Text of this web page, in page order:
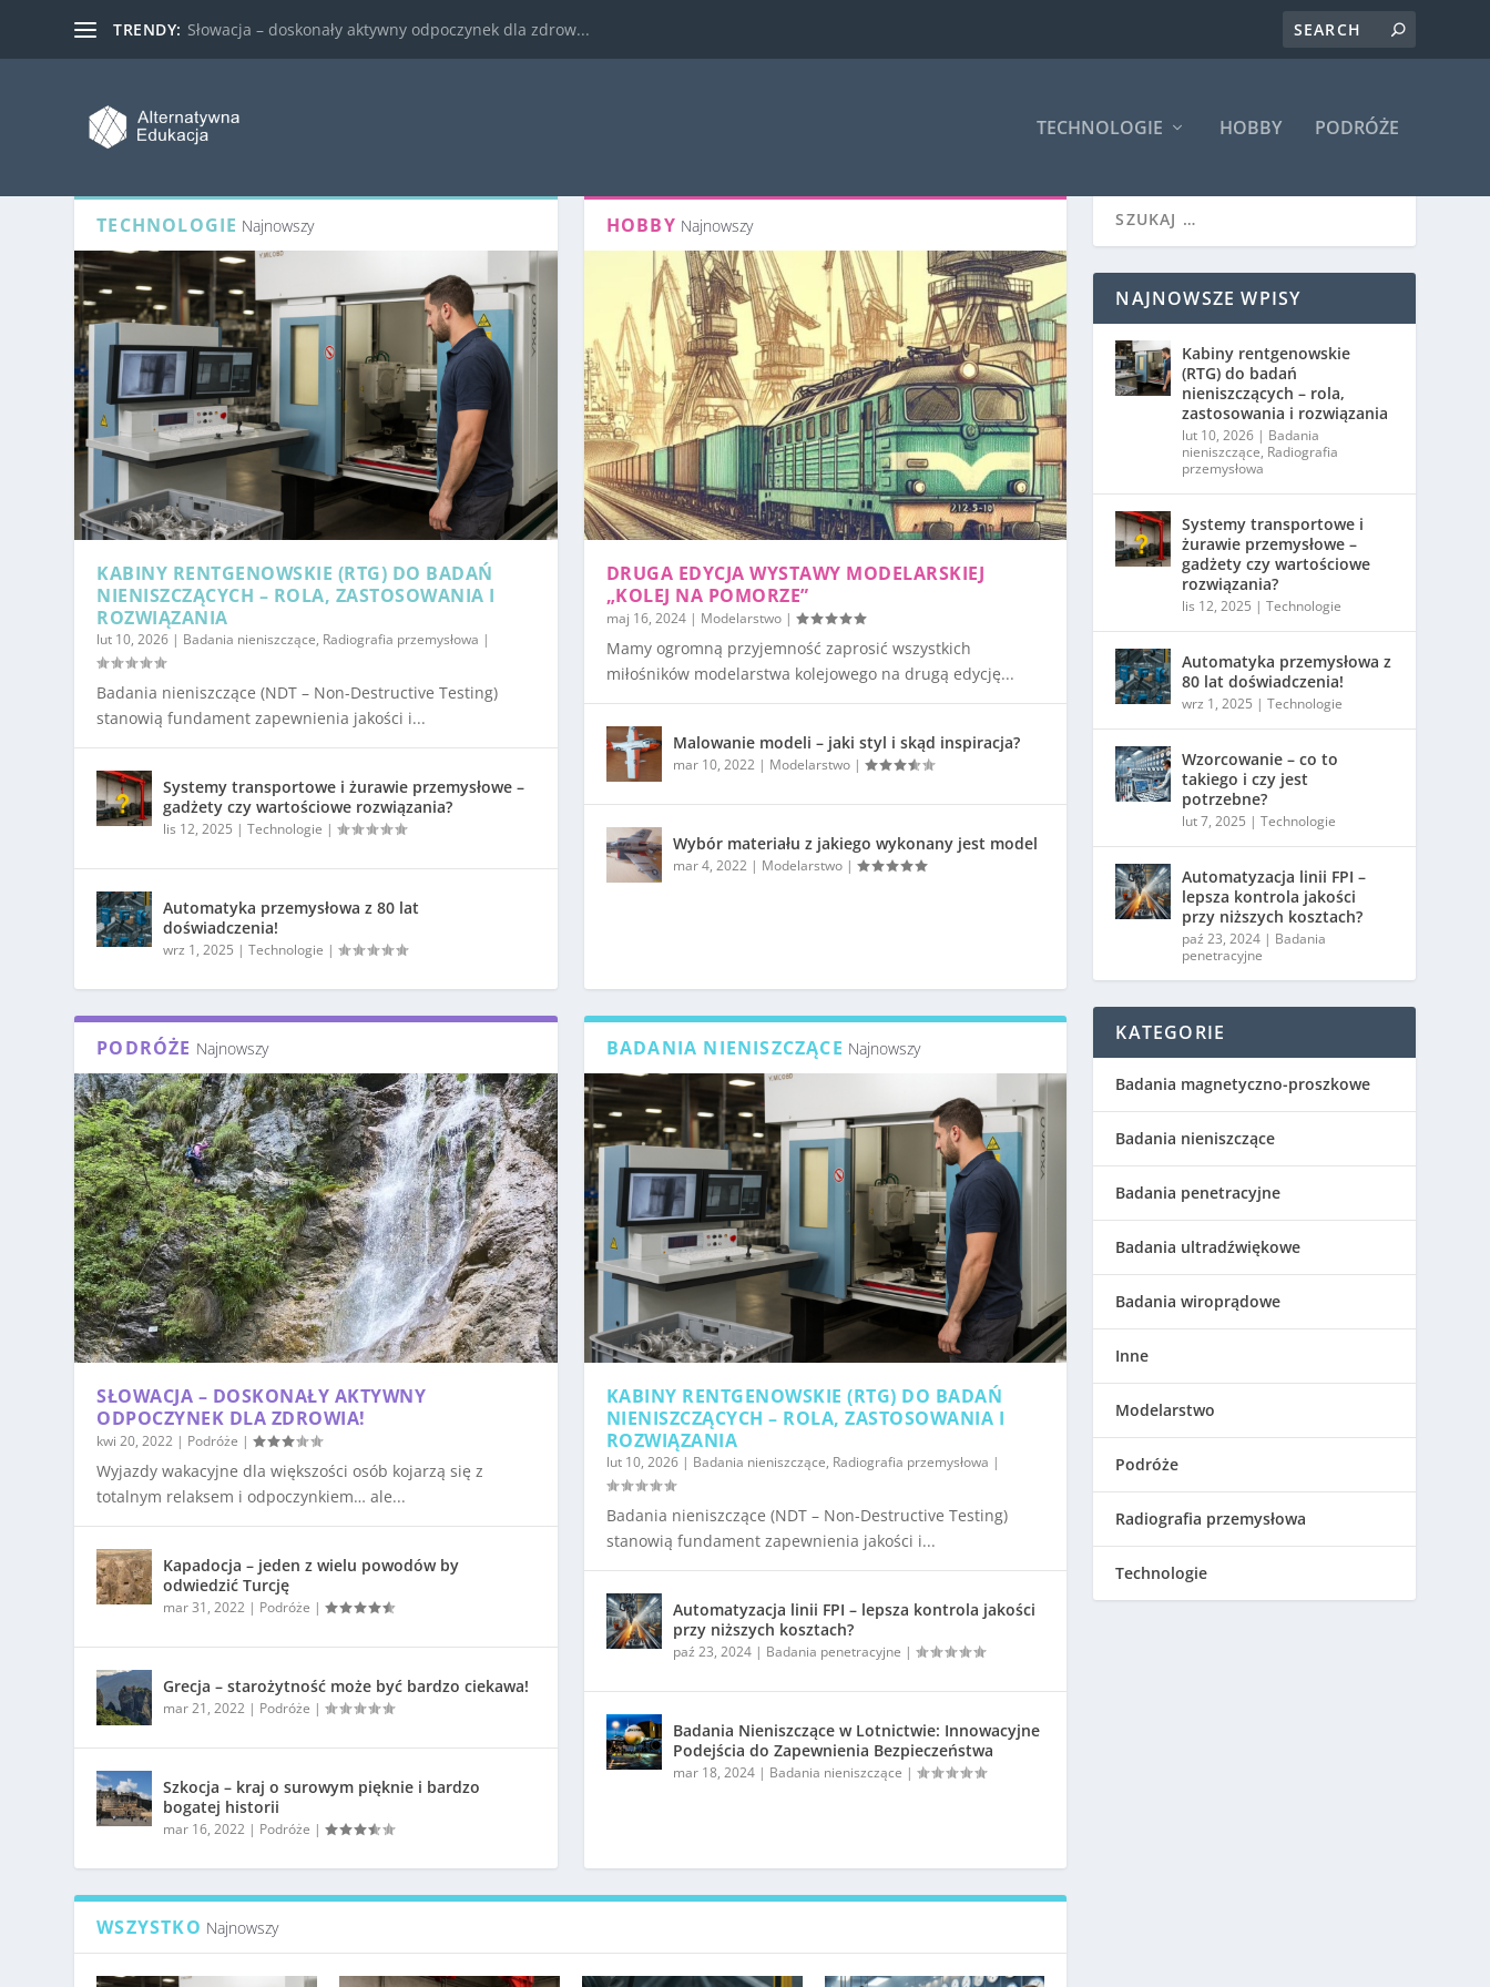
TRENDY: Słowacja – doskonały aktywny odpoczynek dla zdrow...
TECHNOLOGIE HOBBY PODRÓŻE
TECHNOLOGIE Najnowszy
KABINY RENTGENOWSKIE (RTG) DO BADAŃ
NIENISZCZĄCYCH – ROLA, ZASTOSOWANIA I
ROZWIĄZANIA
lut 10, 2026 | Badania nieniszczące, Radiografia przemysłowa |
Badania nieniszczące (NDT – Non-Destructive Testing)
stanowią fundament zapewnienia jakości i...
Systemy transportowe i żurawie przemysłowe –
gadżety czy wartościowe rozwiązania?
lis 12, 2025 |Technologie |
Automatyka przemysłowa z 80 lat
doświadczenia!
wrz 1, 2025 |Technologie |
HOBBY Najnowszy
DRUGA EDYCJA WYSTAWY MODELARSKIEJ
„KOLEJ NA POMORZE”
maj 16, 2024| Modelarstwo|
Mamy ogromną przyjemność zaprosić wszystkich
miłośników modelarstwa kolejowego na drugą edycję...
Malowanie modeli – jaki styl i skąd inspiracja?
mar 10, 2022 | Modelarstwo|
Wybór materiału z jakiego wykonany jest model
mar 4, 2022 | Modelarstwo|
PODRÓŻE Najnowszy
SŁOWACJA – DOSKONAŁY AKTYWNY
ODPOCZYNEK DLA ZDROWIA!
kwi 20, 2022 | Podróże |
Wyjazdy wakacyjne dla większości osób kojarzą się z
totalnym relaksem i odpoczynkiem… ale...
Kapadocja – jeden z wielu powodów by
odwiedzić Turcję
mar 31, 2022 | Podróże |
Grecja – starożytność może być bardzo ciekawa!
mar 21, 2022 | Podróże |
Szkocja – kraj o surowym pięknie i bardzo
bogatej historii
mar 16, 2022 | Podróże |
BADANIA NIENISZCZĄCE Najnowszy
KABINY RENTGENOWSKIE (RTG) DO BADAŃ
NIENISZCZĄCYCH – ROLA, ZASTOSOWANIA I
ROZWIĄZANIA
lut 10, 2026| Badania nieniszczące, Radiografia przemysłowa |
Badania nieniszczące (NDT – Non-Destructive Testing)
stanowią fundament zapewnienia jakości i...
Automatyzacja linii FPI – lepsza kontrola jakości
przy niższych kosztach?
paź 23, 2024| Badania penetracyjne |
Badania Nieniszczące w Lotnictwie: Innowacyjne
Podejścia do Zapewnienia Bezpieczeństwa
mar 18, 2024| Badania nieniszczące |
WSZYSTKO Najnowszy
NAJNOWSZE WPISY
Kabiny rentgenowskie
(RTG) do badań
nieniszczących – rola,
zastosowania i rozwiązania
lut 10, 2026 | Badania
nieniszczące, Radiografia
przemysłowa
Systemy transportowe i
żurawie przemysłowe –
gadżety czy wartościowe
rozwiązania?
lis 12, 2025 |Technologie
Automatyka przemysłowa z
80 lat doświadczenia!
wrz 1, 2025 |Technologie
Wzorcowanie – co to
takiego i czy jest
potrzebne?
lut 7, 2025 |Technologie
Automatyzacja linii FPI –
lepsza kontrola jakości
przy niższych kosztach?
paź 23, 2024 | Badania
penetracyjne
KATEGORIE
Badania magnetyczno-proszkowe
Badania nieniszczące
Badania penetracyjne
Badania ultradźwiękowe
Badania wiroprądowe
Inne
Modelarstwo
Podróże
Radiografia przemysłowa
Technologie